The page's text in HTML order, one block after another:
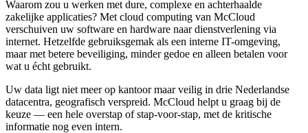
Waarom zou u werken met dure, complexe en achterhaalde
zakelijke applicaties? Met cloud computing van McCloud
verschuiven uw software en hardware naar dienstverlening via
internet. Hetzelfde gebruiksgemak als een interne IT-omgeving,
maar met betere beveiliging, minder gedoe en alleen betalen voor
wat u écht gebruikt.
Uw data ligt niet meer op kantoor maar veilig in drie Nederlandse
datacentra, geografisch verspreid. McCloud helpt u graag bij de
keuze — een hele overstap of stap-voor-stap, met de kritische
informatie nog even intern.